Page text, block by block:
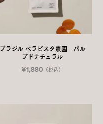
ブラジル ベラビスタ農園 パル
プドナチュラル
¥1,880 （税込）